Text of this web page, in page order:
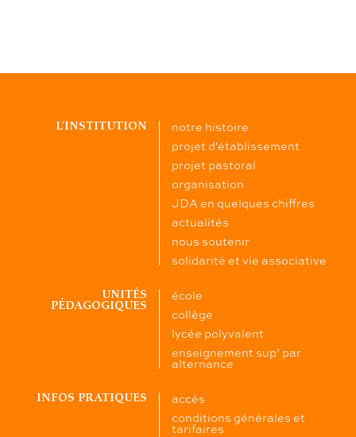
L’INSTITUTION
notre histoire
projet d'établissement
projet pastoral
organisation
JDA en quelques chiffres
actualités
nous soutenir
solidarité et vie associative
UNITÉS
PÉDAGOGIQUES
école
collège
lycée polyvalent
enseignement sup’ par
alternance
INFOS PRATIQUES
accès
conditions générales et
tarifaires